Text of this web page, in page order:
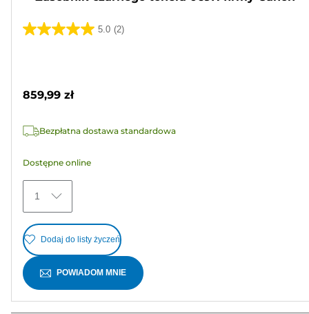
5.0 (2)
5.0
2
859,99 zł
Bezpłatna dostawa standardowa
Dostępne online
1
Dodaj do listy życzeń
POWIADOM MNIE